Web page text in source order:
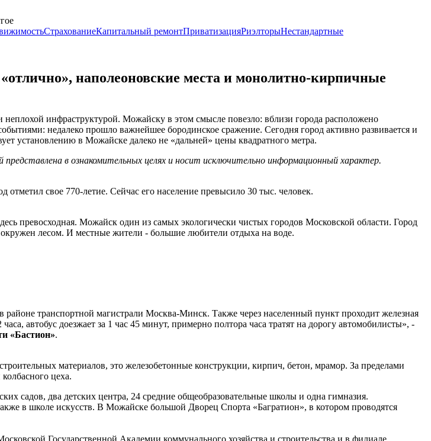
СтрахованиеКапитальный ремонтПриватизацияРиэлторыНестандартные
наполеоновские места и монолитно-кирпичные
инфраструктурой. Можайску в этом смысле повезло: вблизи города расположено
недалеко прошло важнейшее бородинское сражение. Сегодня город активно развивается и
установлению в Можайске далеко не «дальней» цены квадратного метра.
в ознакомительных целях и носит исключительно информационный характер.
свое 770-летие. Сейчас его население превысило 30 тыс. человек.
превосходная. Можайск один из самых экологически чистых городов Московской области. Город
лесом. И местные жители - большие любители отдыха на воде.
транспортной магистрали Москва-Минск. Также через населенный пункт проходит железная
автобус доезжает за 1 час 45 минут, примерно полтора часа тратят на дорогу автомобилисты», -
«Бастион».
материалов, это железобетонные конструкции, кирпич, бетон, мрамор. За пределами
цеха.
садов, два детских центра, 24 средние общеобразовательные школы и одна гимназия.
в школе искусств. В Можайске большой Дворец Спорта «Багратион», в котором проводятся
Государственной Академии коммунального хозяйства и строительства и в филиале